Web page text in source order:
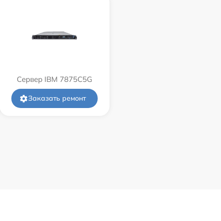
Сервер IBM 7875C5G
Заказать ремонт